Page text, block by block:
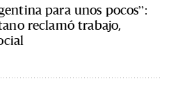
para unos pocos”:
reclamó trabajo,